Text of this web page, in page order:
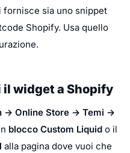
fornisce sia uno snippet
Shopify. Usa quello
il widget a Shopify
→ Online Store → Temi →
blocco Custom Liquid o il
alla pagina dove vuoi che